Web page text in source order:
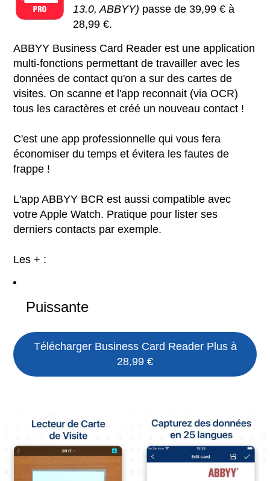
13.0, ABBYY) passe de 39,99 € à
28,99 €.
ABBYY Business Card Reader est une application
multi-fonctions permettant de travailler avec les
données de contact qu'on a sur des cartes de
visites. On scanne et l'app reconnait (via OCR)
tous les caractères et créé un nouveau contact !
C'est une app professionnelle qui vous fera
économiser du temps et évitera les fautes de
frappe !
L'app ABBYY BCR est aussi compatible avec
votre Apple Watch. Pratique pour lister ses
derniers contacts par exemple.
Les + :
Puissante
Télécharger Business Card Reader Plusà
28,99 €